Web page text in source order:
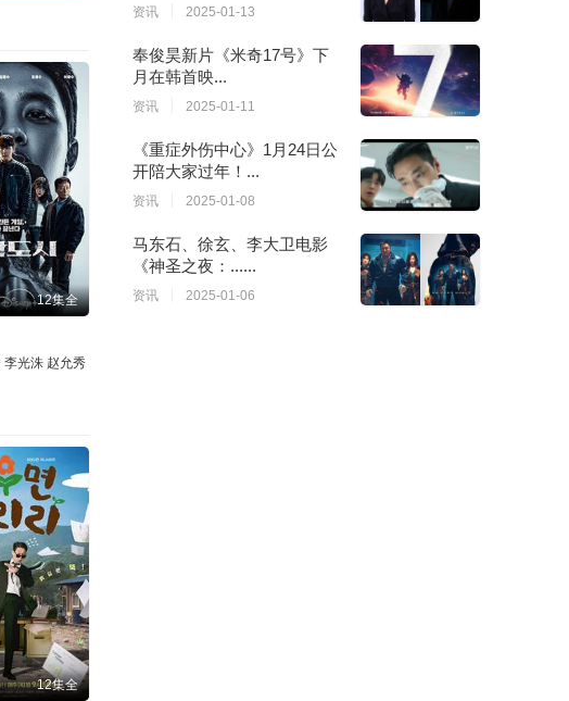
12集全
李光洙 赵允秀
12集全
资讯 2025-01-13
奉俊昊新片《米奇17号》下
月在韩首映...
资讯 2025-01-11
《重症外伤中心》1月24日公
开陪大家过年！...
资讯 2025-01-08
马东石、徐玄、李大卫电影
《神圣之夜：......
资讯 2025-01-06